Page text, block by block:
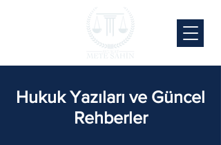
Hukuk Yazıları ve Güncel
Rehberler